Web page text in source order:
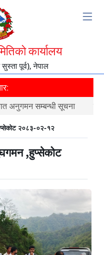
कार्यालय
पूर्व), नेपाल
अनुगमन सम्बन्धी सूचना
२०८३-०२-१२
,हुप्सेकोट